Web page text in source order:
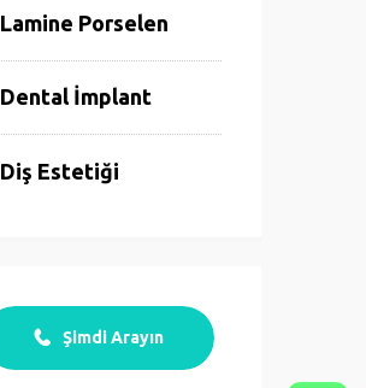
Lamine Porselen
Dental İmplant
Diş Estetiği
Şimdi Arayın